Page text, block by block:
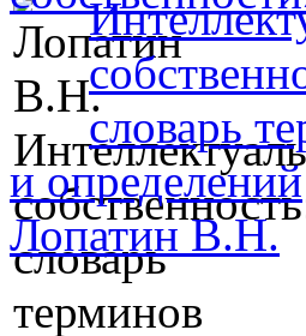
словарь
и определений
Лопатин В.Н.